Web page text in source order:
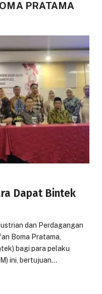
PRATAMA
Dapat Bintek
dan Perdagangan
Boma Pratama,
bagi para pelaku
ini, bertujuan…